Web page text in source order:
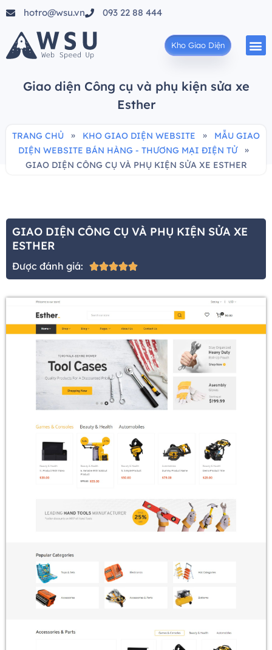
hotro@wsu.vn 093 22 88 444
Kho Giao Diện
Giao diện Công cụ và phụ kiện sửa xe
Esther
TRANG CHỦ » KHO GIAO DIỆN WEBSITE »
MẪU GIAO
DIỆN WEBSITE BÁN HÀNG - THƯƠNG MẠI ĐIỆN TỬ
»
GIAO DIỆN CÔNG CỤ VÀ PHỤ KIỆN SỬA XE ESTHER
GIAO DIỆN CÔNG CỤ VÀ PHỤ KIỆN SỬA XE
ESTHER
Được đánh giá: 